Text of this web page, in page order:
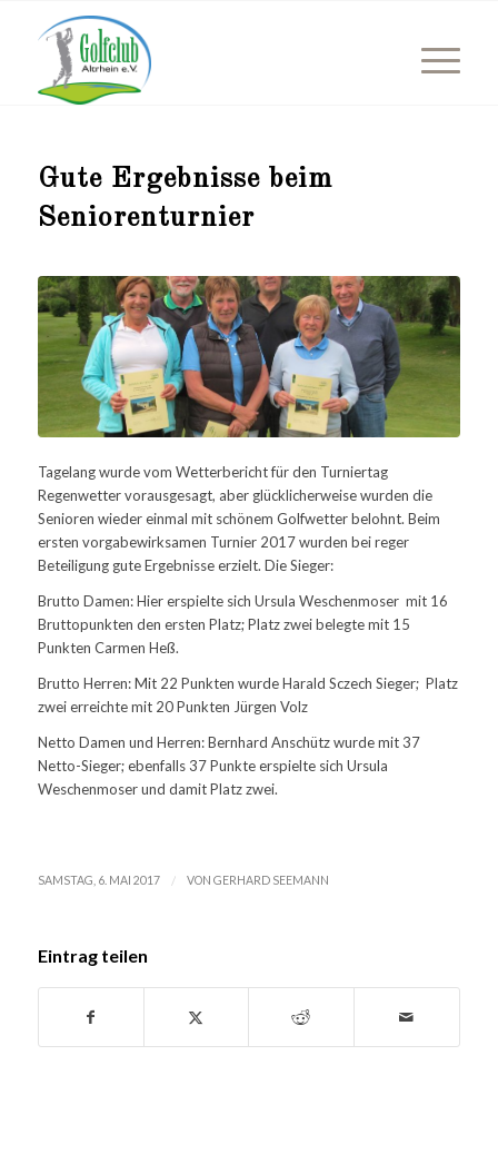
Gute Ergebnisse beim
Seniorenturnier
Tagelang wurde vom Wetterbericht für den Turniertag
Regenwetter vorausgesagt, aber glücklicherweise wurden die
Senioren wieder einmal mit schönem Golfwetter belohnt. Beim
ersten vorgabewirksamen Turnier 2017 wurden bei reger
Beteiligung gute Ergebnisse erzielt. Die Sieger:
Brutto Damen: Hier erspielte sich Ursula Weschenmoser mit 16
Bruttopunkten den ersten Platz; Platz zwei belegte mit 15
Punkten Carmen Heß.
Brutto Herren: Mit 22 Punkten wurde Harald Sczech Sieger; Platz
zwei erreichte mit 20 Punkten Jürgen Volz
Netto Damen und Herren: Bernhard Anschütz wurde mit 37
Netto-Sieger; ebenfalls 37 Punkte erspielte sich Ursula
Weschenmoser und damit Platz zwei.
SAMSTAG, 6. MAI 2017 / VON GERHARD SEEMANN
Eintrag teilen